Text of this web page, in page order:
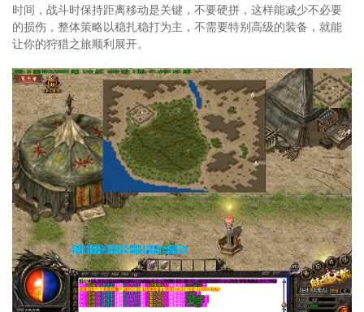
时间，战斗时保持距离移动是关键，不要硬拼，这样能减少不必要
的损伤，整体策略以稳扎稳打为主，不需要特别高级的装备，就能
让你的狩猎之旅顺利展开。